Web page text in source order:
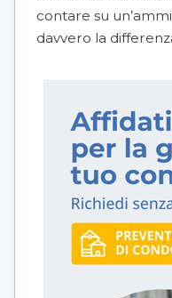
contare su
davvero la